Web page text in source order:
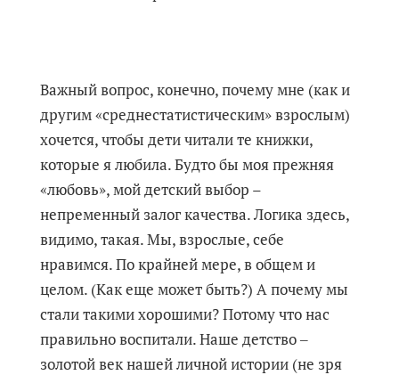
Важный вопрос, конечно, почему мне (как и
другим «среднестатистическим» взрослым)
хочется, чтобы дети читали те книжки,
которые я любила. Будто бы моя прежняя
«любовь», мой детский выбор –
непременный залог качества. Логика здесь,
видимо, такая. Мы, взрослые, себе
нравимся. По крайней мере, в общем и
целом. (Как еще может быть?) А почему мы
стали такими хорошими? Потому что нас
правильно воспитали. Наше детство ‒
золотой век нашей личной истории (не зря